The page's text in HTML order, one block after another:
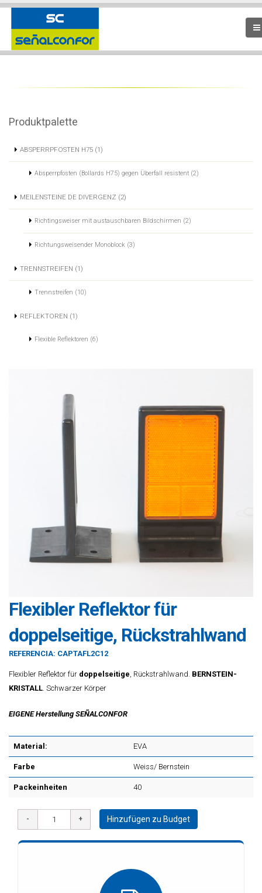
Produktpalette
ABSPERRPFOSTEN H75 (1)
Absperrpfosten (Bollards H75) gegen Überfall resistent (2)
MEILENSTEINE DE DIVERGENZ (2)
Richtingsweiser mit austauschbaren Bildschirmen (2)
Richtungsweisender Monoblock (3)
TRENNSTREIFEN (1)
Trennstreifen (10)
REFLEKTOREN (1)
Flexible Reflektoren (6)
Flexibler Reflektor für
doppelseitige, Rückstrahlwand
REFERENCIA: CAPTAFL2C12
Flexibler Reflektor für doppelseitige , Rückstrahlwand. BERNSTEIN-
KRISTALL . Schwarzer Körper
EIGENE Herstellung SEÑALCONFOR
Material: EVA
Farbe Weiss/ Bernstein
Packeinheiten 40
Hinzufügen zu Budget